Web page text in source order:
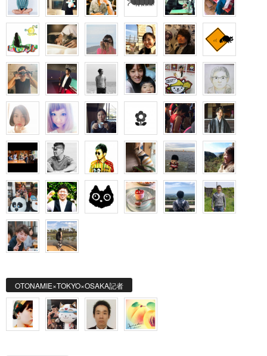
OTONAMIE×TOKYO×OSAKA記者